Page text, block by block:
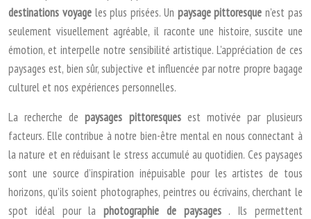
destinations voyage les plus prisées. Un paysage pittoresquen’est pas
seulement visuellement agréable, il raconte une histoire, suscite une
émotion, et interpelle notre sensibilité artistique. L’appréciation de ces
paysages est, bien sûr, subjective et influencée par notre propre bagage
culturel et nos expériences personnelles.
La recherche depaysages pittoresques est motivée par plusieurs
facteurs. Elle contribue à notre bien-être mental en nous connectant à
la nature et en réduisant le stress accumulé au quotidien. Ces paysages
sont une source d’inspiration inépuisable pour les artistes de tous
horizons, qu’ils soient photographes, peintres ou écrivains, cherchant le
spot idéal pour laphotographie de paysages . Ils permettent